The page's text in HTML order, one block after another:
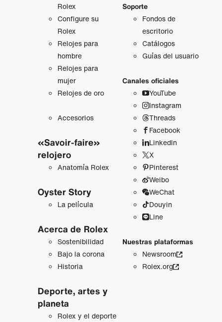
Rolex
Configure su
Rolex
Relojes para
hombre
Relojes para
mujer
Relojes de oro
Accesorios
«Savoir-faire»
relojero
Anatomía Rolex
Oyster Story
La película
Acerca de Rolex
Sostenibilidad
Bajo la corona
Historia
Deporte, artes y
planeta
Rolex y el deporte
Soporte
Fondos de
escritorio
Catálogos
Guías del usuario
Canales oficiales
YouTube
Instagram
Threads
Facebook
LinkedIn
X
Pinterest
Weibo
WeChat
Douyin
Line
Nuestras plataformas
Newsroom
Rolex.org